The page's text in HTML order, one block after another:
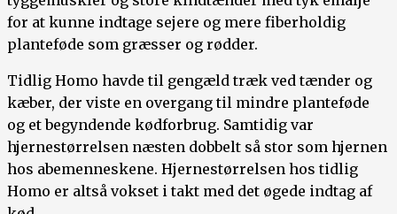
for at kunne indtage sejere og mere fiberholdig
planteføde som græsser og rødder.
Tidlig Homo havde til gengæld træk ved tænder og
kæber, der viste en overgang til mindre planteføde
og et begyndende kødforbrug. Samtidig var
hjernestørrelsen næsten dobbelt så stor som hjernen
hos abemenneskene. Hjernestørrelsen hos tidlig
Homo er altså vokset i takt med det øgede indtag af